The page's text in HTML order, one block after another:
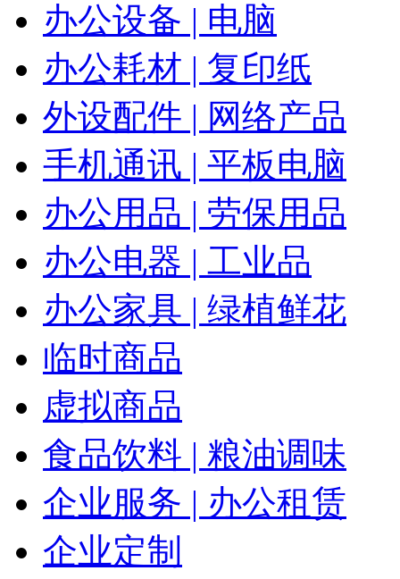
办公设备 | 电脑
办公耗材 | 复印纸
外设配件 | 网络产品
手机通讯 | 平板电脑
办公用品 | 劳保用品
办公电器 | 工业品
办公家具 | 绿植鲜花
临时商品
虚拟商品
食品饮料 | 粮油调味
企业服务 | 办公租赁
企业定制